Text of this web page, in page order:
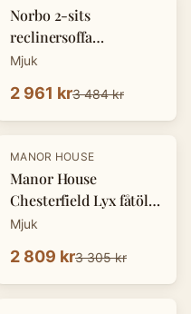
- 15 %
Norbo 2-sits
reclinersoffa
konstläder ljusgrå
Mjuk
2 961 kr3 484 kr
-15 %
MANOR HOUSE
Manor House
Chesterfield Lyx fåtölj
grå
Mjuk
2 809 kr3 305 kr